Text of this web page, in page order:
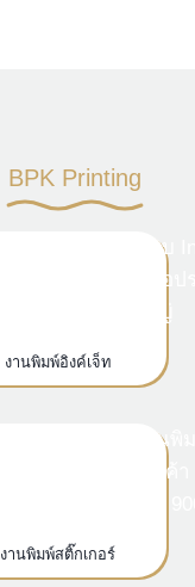
BPK Printing
งานพิมพ์อิงค์เจ็ท
งานพิมพ์สติ๊กเกอร์